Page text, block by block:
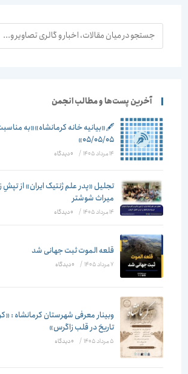
جستجو
آخرین پست‌ها و مطالب انجمن
🖋️«بیانیه خانه کرمانشاه»«به مناسبت
۰۵/۰۵/۰۵»
14 مرداد 1405 / ۰ دیدگاه
تجلیل «پدر علم ژنتیک ایران» از تپشِ
میراث شوشتر
14 مرداد 1405 / ۰ دیدگاه
قلعه الموت ثبت جهانی شد
/ ۰ دیدگاه
وبینار معرفی شهرستان کرمانشاه :
تاریخ در قلب زاگرس»
5 مرداد 1405 / ۰ دیدگاه